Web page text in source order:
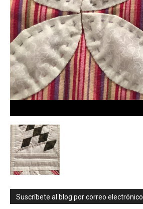
Suscríbete al blog por correo electrónico